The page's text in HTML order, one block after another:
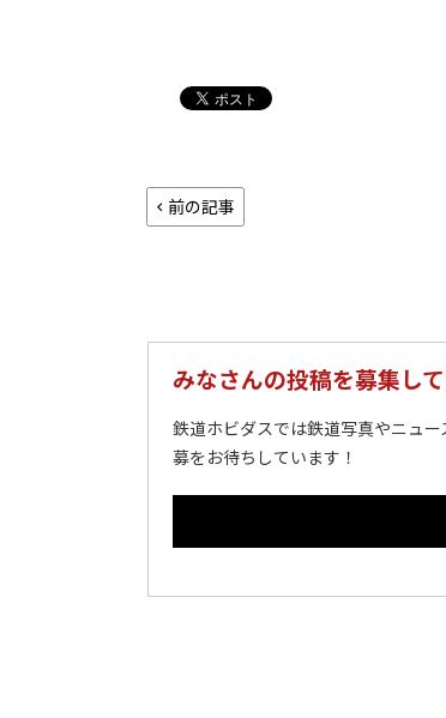
前の記事
みなさんの投稿を募集し
鉄道ホビダスでは鉄道写真やニュ
募をお待ちしています！